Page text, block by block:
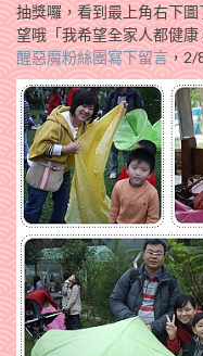
抽獎囉，看到最上角右下
望哦「我希望全家人都健
醒惡魔粉絲團寫下留言，2/